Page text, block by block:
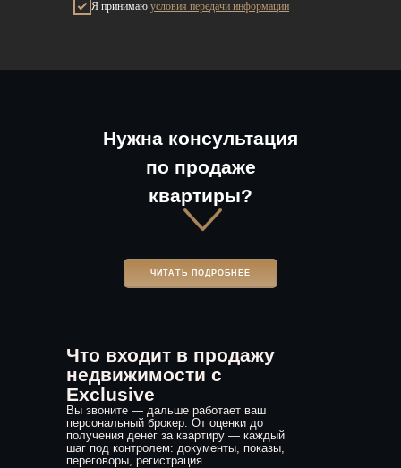
Я принимаю условия передачи информации
Нужна консультация
по продаже
квартиры?
ЧИТАТЬ ПОДРОБНЕЕ
Что входит в продажу
недвижимости с
Exclusive
Вы звоните — дальше работает ваш
персональный брокер. От оценки до
получения денег за квартиру — каждый
шаг под контролем: документы, показы,
переговоры, регистрация.